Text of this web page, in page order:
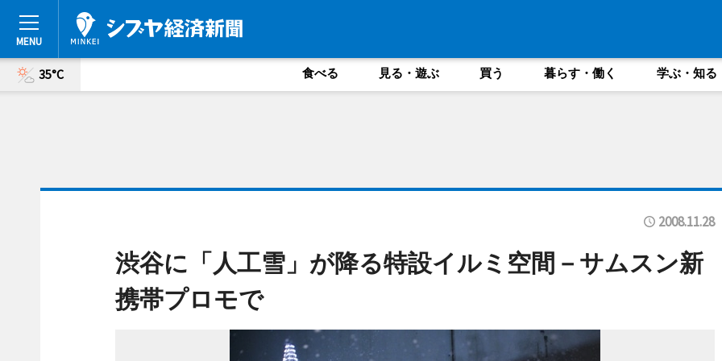
35°C 食べる 見る・遊ぶ 買う 暮らす・働く 学ぶ・知る
2008.11.28
渋谷に「人工雪」が降る特設イルミ空間－サムスン新
携帯プロモで